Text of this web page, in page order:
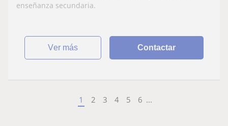
enseñanza secundaria.
ver más Contactar
1 2 3 4 5 6 ...